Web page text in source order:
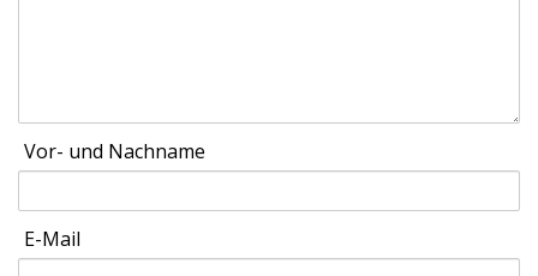
Vor- und Nachname
E-Mail